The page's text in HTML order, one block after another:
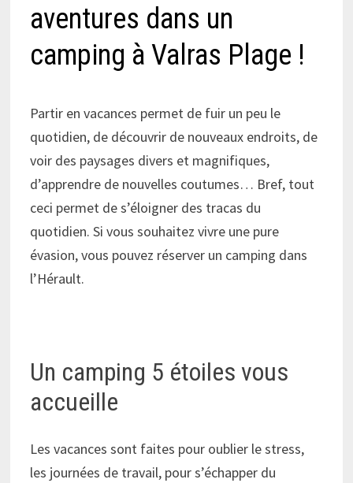
aventures dans un
camping à Valras Plage !
Partir en vacances permet de fuir un peu le
quotidien, de découvrir de nouveaux endroits, de
voir des paysages divers et magnifiques,
d’apprendre de nouvelles coutumes… Bref, tout
ceci permet de s’éloigner des tracas du
quotidien. Si vous souhaitez vivre une pure
évasion, vous pouvez réserver un camping dans
l’Hérault.
Un camping 5 étoiles vous
accueille
Les vacances sont faites pour oublier le stress,
les journées de travail, pour s’échapper du